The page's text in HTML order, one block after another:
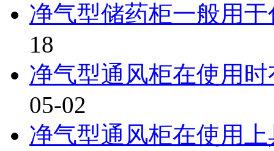
净气型储药柜一般用
18
净气型通风柜在使用
05-02
净气型通风柜在使用